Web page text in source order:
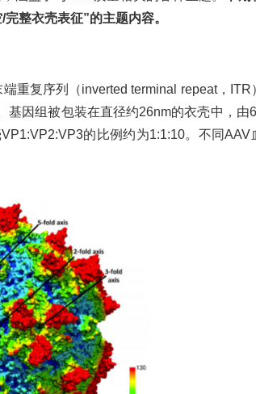
/完整衣壳表征”的主题内容。
重复序列（inverted terminal repeat，ITR
因组被包装在直径约26nm的衣壳中，由
的比例约为1:1:10。不同AAV